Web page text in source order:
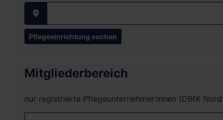
Ihre PLZ oder Stadt
Mitgliederbereich
nur registrierte Pflegeunternehmer:innen (DBfK